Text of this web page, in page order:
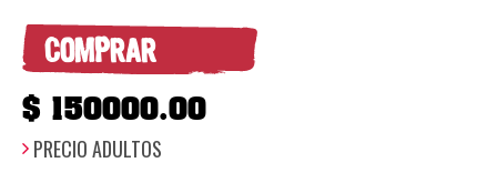
COMPRAR
$ 150000.00
PRECIO ADULTOS